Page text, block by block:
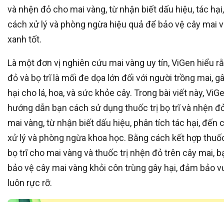
và nhện đỏ cho mai vàng, từ nhận biết dấu hiệu, tác
cách xử lý và phòng ngừa hiệu quả để bảo vệ cây mai
xanh tốt.
Là một đơn vị nghiên cứu mai vàng uy tín, ViGen hiểu
đỏ và bọ trĩ là mối đe dọa lớn đối với người trồng mai,
hại cho lá, hoa, và sức khỏe cây. Trong bài viết này,
hướng dẫn bạn cách sử dụng thuốc trị bọ trĩ và nhện
mai vàng, từ nhận biết dấu hiệu, phân tích tác hại, đến
xử lý và phòng ngừa khoa học. Bằng cách kết hợp
bọ trĩ cho mai vàng và thuốc trị nhện đỏ trên cây mai,
bảo vệ cây mai vàng khỏi côn trùng gây hại, đảm bảo
luôn rực rỡ.